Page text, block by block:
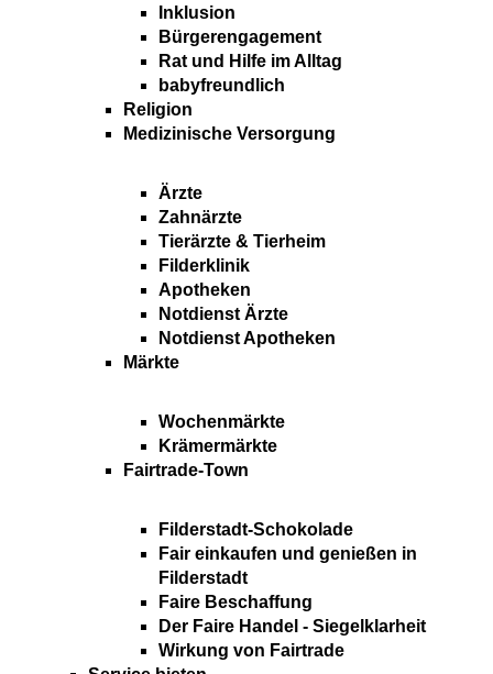
Inklusion
Bürgerengagement
Rat und Hilfe im Alltag
babyfreundlich
Religion
Medizinische Versorgung
Ärzte
Zahnärzte
Tierärzte & Tierheim
Filderklinik
Apotheken
Notdienst Ärzte
Notdienst Apotheken
Märkte
Wochenmärkte
Krämermärkte
Fairtrade-Town
Filderstadt-Schokolade
Fair einkaufen und genießen in
Filderstadt
Faire Beschaffung
Der Faire Handel - Siegelklarheit
Wirkung von Fairtrade